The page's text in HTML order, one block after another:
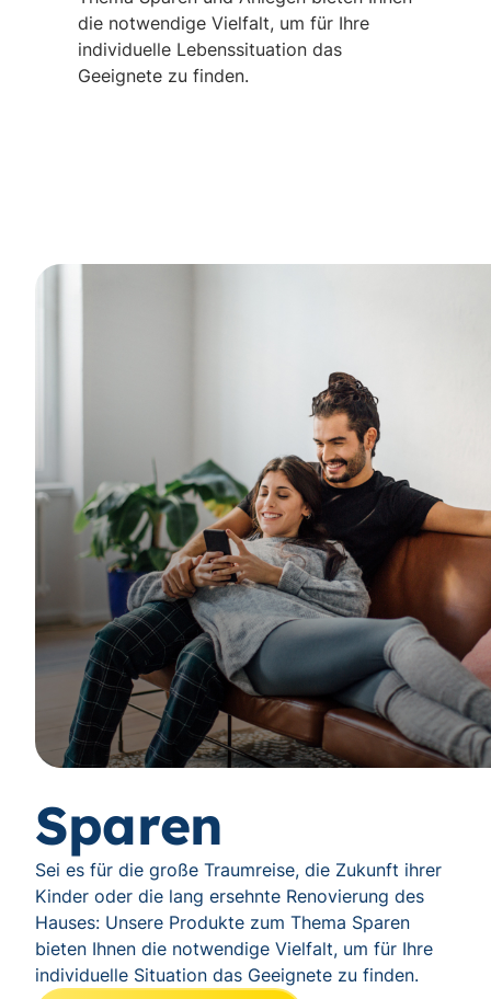
die notwendige Vielfalt, um für Ihre
individuelle Lebenssituation das
Geeignete zu finden.
Sparen
Sei es für die große Traumreise, die Zukunft ihrer
Kinder oder die lang ersehnte Renovierung des
Hauses: Unsere Produkte zum Thema Sparen
bieten Ihnen die notwendige Vielfalt, um für Ihre
individuelle Situation das Geeignete zu finden.